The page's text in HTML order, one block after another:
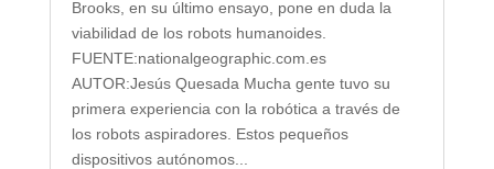
Brooks, en su último ensayo, pone en duda la
viabilidad de los robots humanoides.
FUENTE:nationalgeographic.com.es
AUTOR:Jesús Quesada Mucha gente tuvo su
primera experiencia con la robótica a través de
los robots aspiradores. Estos pequeños
dispositivos autónomos...